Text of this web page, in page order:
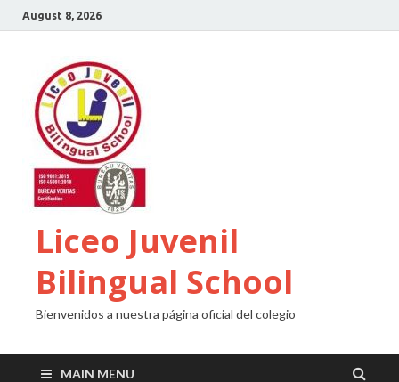
August 8, 2026
Liceo Juvenil
Bilingual School
Bienvenidos a nuestra página oficial del colegio
MAIN MENU